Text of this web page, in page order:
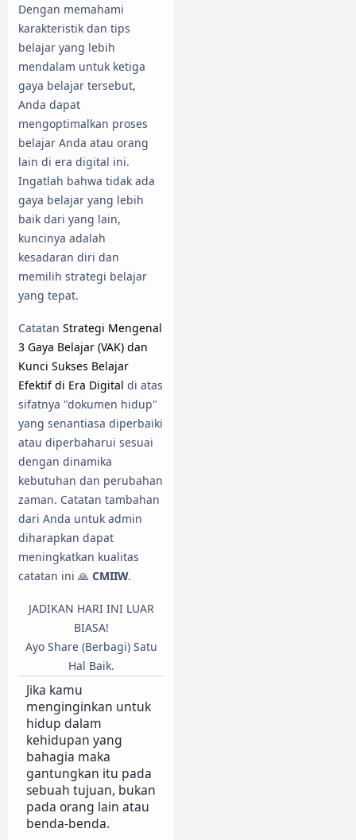
Dengan memahami
karakteristik dan tips
belajar yang lebih
mendalam untuk ketiga
gaya belajar tersebut,
Anda dapat
mengoptimalkan proses
belajar Anda atau orang
lain di era digital ini.
Ingatlah bahwa tidak ada
gaya belajar yang lebih
baik dari yang lain,
kuncinya adalah
kesadaran diri dan
memilih strategi belajar
yang tepat.
Catatan Strategi Mengenal
3 Gaya Belajar (VAK) dan
Kunci Sukses Belajar
Efektif di Era Digital di atas
sifatnya "dokumen hidup"
yang senantiasa diperbaiki
atau diperbaharui sesuai
dengan dinamika
kebutuhan dan perubahan
zaman. Catatan tambahan
dari Anda untuk admin
diharapkan dapat
meningkatkan kualitas
catatan ini 🙏 CMIIW.
JADIKAN HARI INI LUAR
BIASA!
Ayo Share (Berbagi) Satu
Hal Baik.
Jika kamu
menginginkan untuk
hidup dalam
kehidupan yang
bahagia maka
gantungkan itu pada
sebuah tujuan, bukan
pada orang lain atau
benda-benda.